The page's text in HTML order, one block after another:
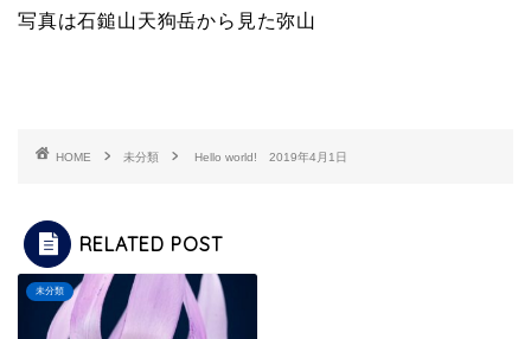
写真は石鎚山天狗岳から見た弥山
HOME 未分類 Hello world! 2019年4月1日
RELATED POST
未分類